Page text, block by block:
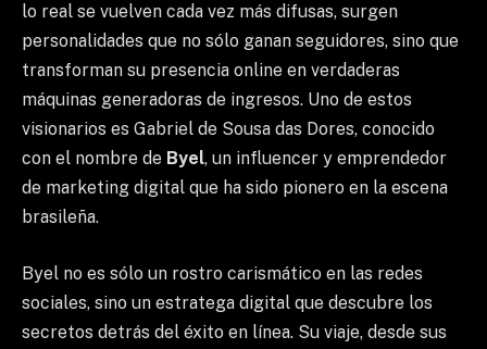
lo real se vuelven cada vez más difusas, surgen
personalidades que no sólo ganan seguidores, sino que
transforman su presencia online en verdaderas
máquinas generadoras de ingresos. Uno de estos
visionarios es Gabriel de Sousa das Dores, conocido
con el nombre de Byel, un influencer y emprendedor
de marketing digital que ha sido pionero en la escena
brasileña.
Byel no es sólo un rostro carismático en las redes
sociales, sino un estratega digital que descubre los
secretos detrás del éxito en línea. Su viaje, desde sus